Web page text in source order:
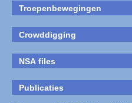
Troepenbewegingen
Crowddigging
NSA files
Publicaties